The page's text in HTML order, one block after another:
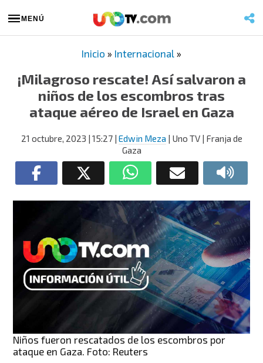
MENÚ
Inicio » Internacional »
¡Milagroso rescate! Así salvaron a
niños de los escombros tras
ataque aéreo de Israel en Gaza
21 octubre, 2023 | 15:27| Edwin Meza | Uno TV | Franja de
Gaza
Niños fueron rescatados de los escombros por
ataque en Gaza. Foto: Reuters